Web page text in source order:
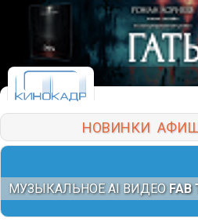
НОВИНКИ
МУЗЫКАЛЬНОЕ AI ВИДЕО FAB